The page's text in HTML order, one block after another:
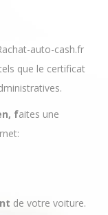
auto-cash.fr
que le certificat
faites une
de votre voiture.